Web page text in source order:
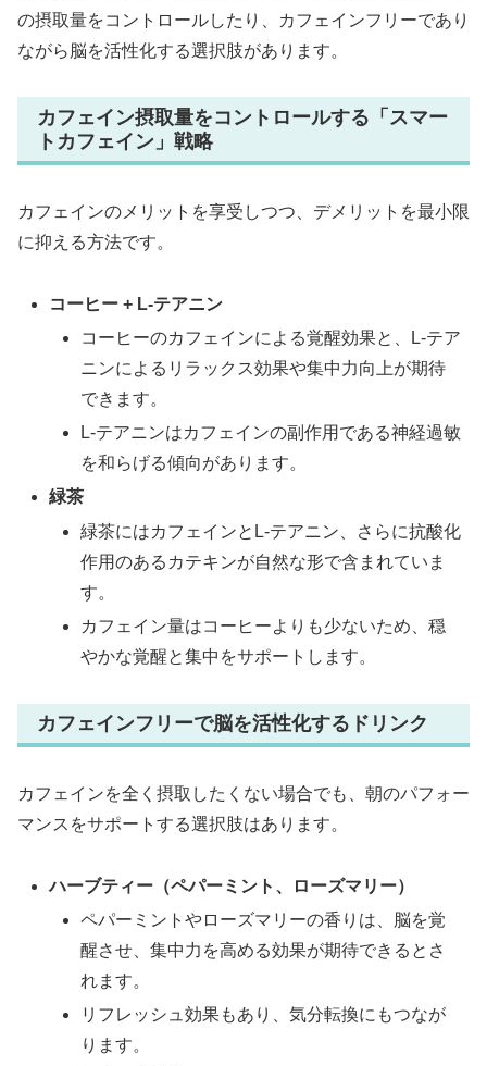
の摂取量をコントロールしたり、カフェインフリーであり
ながら脳を活性化する選択肢があります。
カフェイン摂取量をコントロールする「スマー
トカフェイン」戦略
カフェインのメリットを享受しつつ、デメリットを最小限
に抑える方法です。
コーヒー + L-テアニン
コーヒーのカフェインによる覚醒効果と、L-テア
ニンによるリラックス効果や集中力向上が期待
できます。
L-テアニンはカフェインの副作用である神経過敏
を和らげる傾向があります。
緑茶
緑茶にはカフェインとL-テアニン、さらに抗酸化
作用のあるカテキンが自然な形で含まれていま
す。
カフェイン量はコーヒーよりも少ないため、穏
やかな覚醒と集中をサポートします。
カフェインフリーで脳を活性化するドリンク
カフェインを全く摂取したくない場合でも、朝のパフォー
マンスをサポートする選択肢はあります。
ハーブティー（ペパーミント、ローズマリー）
ペパーミントやローズマリーの香りは、脳を覚
醒させ、集中力を高める効果が期待できるとさ
れます。
リフレッシュ効果もあり、気分転換にもつなが
ります。